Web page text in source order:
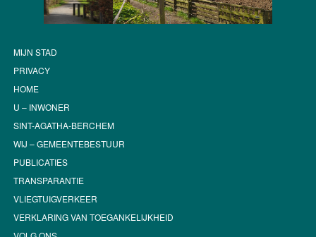
MIJN STAD
PRIVACY
HOME
U – INWONER
SINT-AGATHA-BERCHEM
WIJ – GEMEENTEBESTUUR
PUBLICATIES
TRANSPARANTIE
VLIEGTUIGVERKEER
VERKLARING VAN TOEGANKELIJKHEID